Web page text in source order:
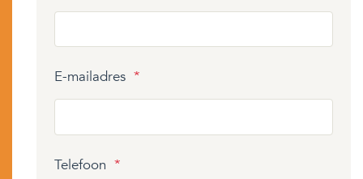
E-mailadres *
Telefoon *